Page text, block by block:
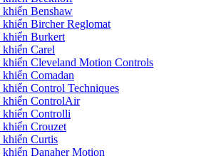
Benshaw
Bircher Reglomat
khiển Burkert
Carel
khiển Cleveland Motion Controls
Comadan
Control Techniques
khiển ControlAir
khiển Controlli
Crouzet
Curtis
Danaher Motion